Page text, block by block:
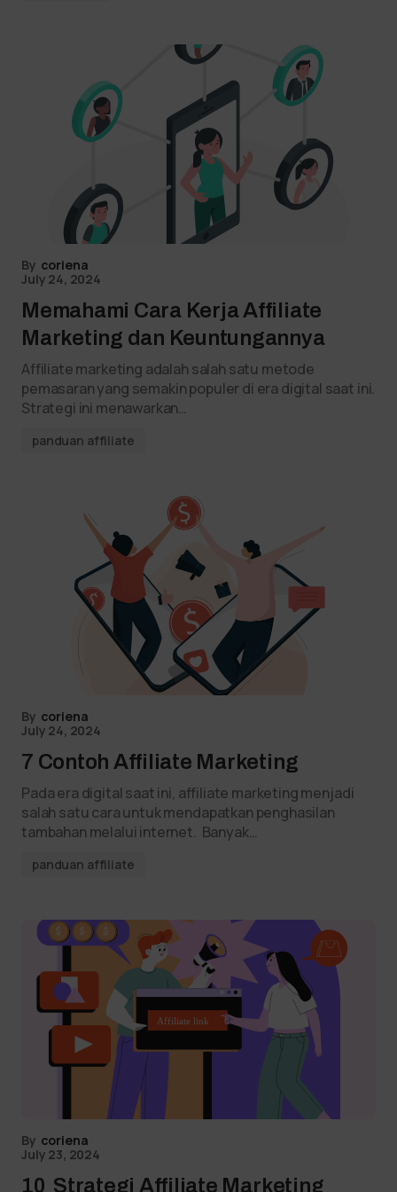
By coriena
July 24, 2024
Memahami Cara Kerja Affiliate
Marketing dan Keuntungannya
Affiliate marketing adalah salah satu metode
pemasaran yang semakin populer di era digital saat ini.
Strategi ini menawarkan…
panduan affiliate
By coriena
July 24, 2024
7 Contoh Affiliate Marketing
Pada era digital saat ini, affiliate marketing menjadi
salah satu cara untuk mendapatkan penghasilan
tambahan melalui internet. Banyak…
panduan affiliate
By coriena
July 23, 2024
10 Strategi Affiliate Marketing